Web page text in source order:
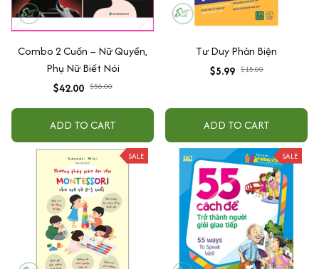
Combo 2 Cuốn – Nữ Quyền,
Phụ Nữ Biết Nói
$42.00 $56.00
ADD TO CART
Tư Duy Phản Biện
$5.99 $15.00
ADD TO CART
SALE SALE